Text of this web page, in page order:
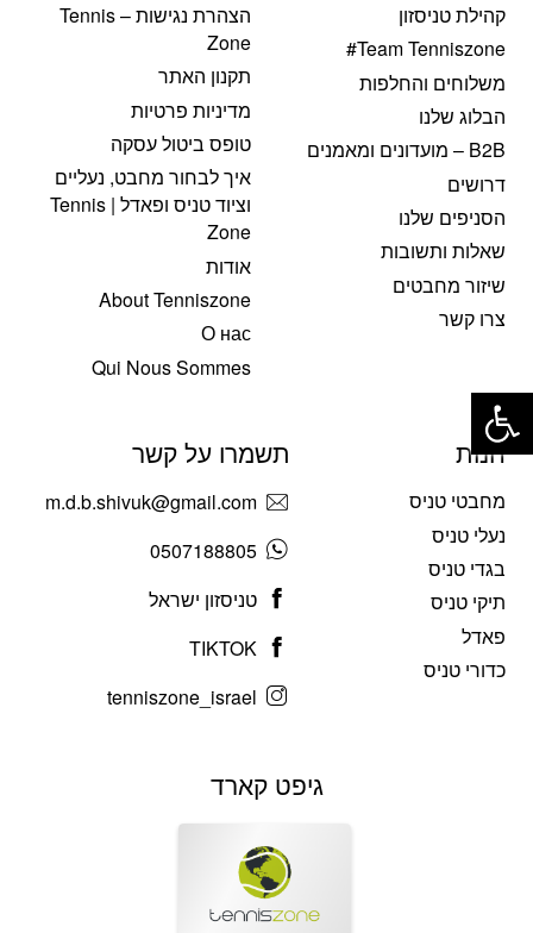
קהילת טניסזון
Team Tenniszone#
משלוחים והחלפות
הבלוג שלנו
B2B – מועדונים ומאמנים
דרושים
הסניפים שלנו
שאלות ותשובות
שיזור מחבטים
צרו קשר
הצהרת נגישות – Tennis
Zone
תקנון האתר
מדיניות פרטיות
טופס ביטול עסקה
איך לבחור מחבט, נעליים
וציוד טניס ופאדל | Tennis
Zone
אודות
About Tenniszone
О нас
Qui Nous Sommes
חנות
מחבטי טניס
נעלי טניס
בגדי טניס
תיקי טניס
פאדל
כדורי טניס
תשמרו על קשר
m.d.b.shivuk@gmail.com
0507188805
טניסזון ישראל
TIKTOK
tenniszone_israel
גיפט קארד
פתח סרגל נגישות